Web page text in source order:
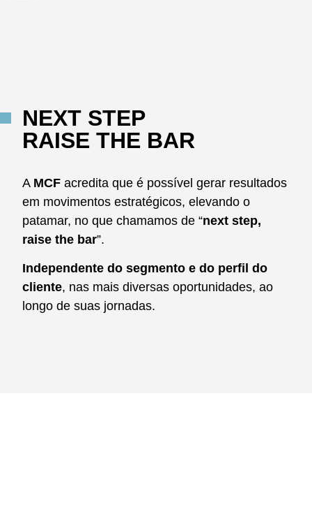
NEXT STEP
RAISE THE BAR
A MCF acredita que é possível gerar resultados
em movimentos estratégicos, elevando o
patamar, no que chamamos de “next step,
raise the bar”.
Independente do segmento e do perfil do
cliente, nas mais diversas oportunidades, ao
longo de suas jornadas.